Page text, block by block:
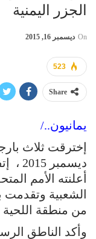
الجزر اليمنية
On ديسمبر 16, 2015
523
Share
يمانيون../
أعلنته الأمم
الشعبية وتقدمت
من منطقة
وأكد الناطق